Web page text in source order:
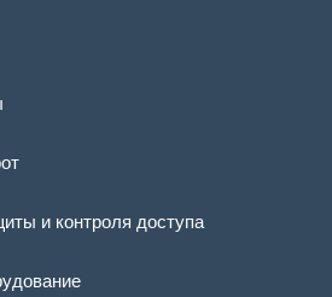
и контроля доступа